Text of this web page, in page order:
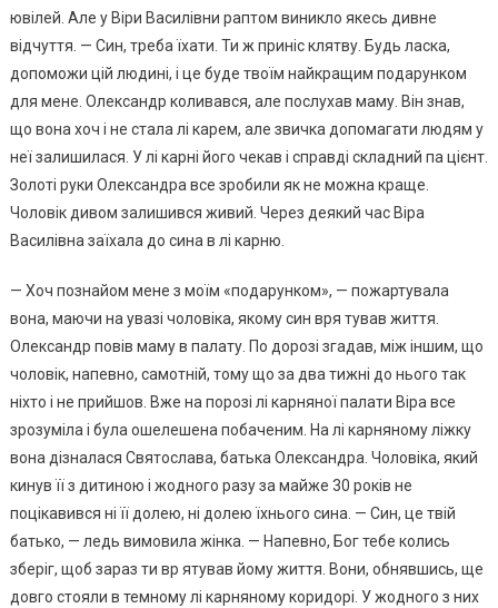
ювілей. Але у Віри Василівни раптом виникло якесь дивне
відчуття. — Син, треба їхати. Ти ж приніс клятву. Будь ласка,
допоможи цій людині, і це буде твоїм найкращим подарунком
для мене. Олександр коливався, але послухав маму. Він знав,
що вона хоч і не стала лі карем, але звичка допомагати людям у
неї залишилася. У лі карні його чекав і справді складний па цієнт.
Золоті руки Олександра все зробили як не можна краще.
Чоловік дивом залишився живий. Через деякий час Віра
Василівна заїхала до сина в лі карню.
— Хоч познайом мене з моїм «подарунком», — пожартувала
вона, маючи на увазі чоловіка, якому син вря тував життя.
Олександр повів маму в палату. По дорозі згадав, між іншим, що
чоловік, напевно, самотній, тому що за два тижні до нього так
ніхто і не прийшов. Вже на порозі лі карняної палати Віра все
зрозуміла і була ошелешена побаченим. На лі карняному ліжку
вона дізналася Святослава, батька Олександра. Чоловіка, який
кинув її з дитиною і жодного разу за майже 30 років не
поцікавився ні її долею, ні долею їхнього сина. — Син, це твій
батько, — ледь вимовила жінка. — Напевно, Бог тебе колись
зберіг, щоб зараз ти вр ятував йому життя. Вони, обнявшись, ще
довго стояли в темному лі карняному коридорі. У жодного з них